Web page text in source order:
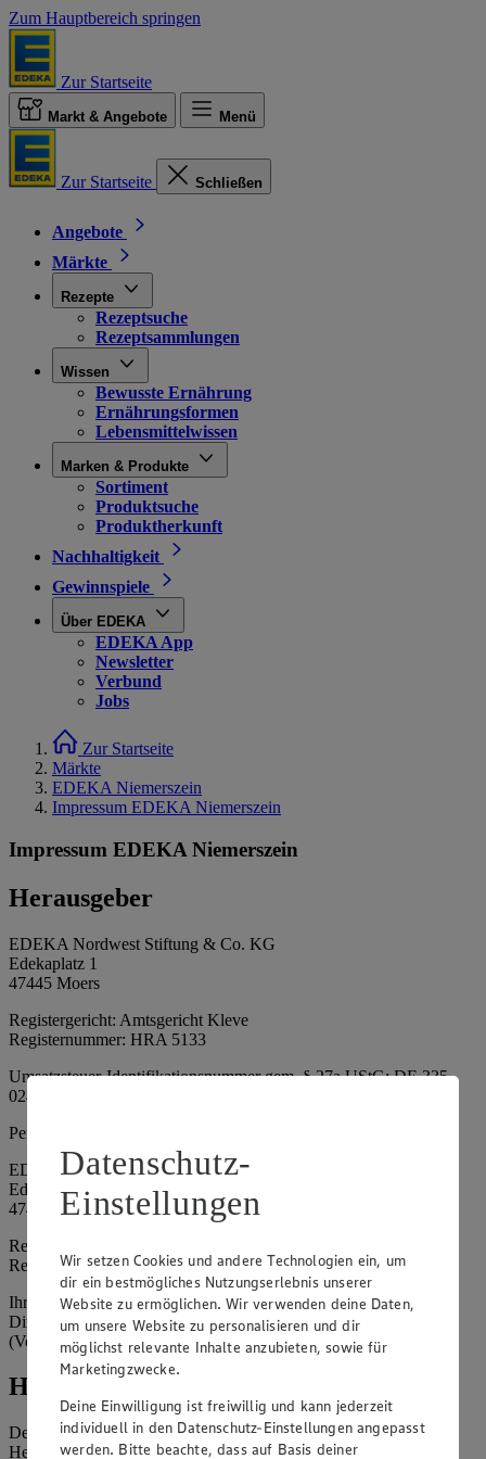
Zum Hauptbereich springen
Zur Startseite
Markt & Angebote Menü
Zur Startseite Schließen
Angebote
Märkte
Rezepte
Rezeptsuche
Rezeptsammlungen
Wissen
Bewusste Ernährung
Ernährungsformen
Lebensmittelwissen
Marken & Produkte
Sortiment
Produktsuche
Produktherkunft
Nachhaltigkeit
Gewinnspiele
Über EDEKA
EDEKA App
Newsletter
Verbund
Jobs
Zur Startseite
Märkte
EDEKA Niemerszein
Impressum EDEKA Niemerszein
Impressum EDEKA Niemerszein
Herausgeber
EDEKA Nordwest Stiftung & Co. KG
Edekaplatz 1
47445 Moers
Registergericht: Amtsgericht Kleve
Registernummer: HRA 5133
Umsatzsteuer-Identifikationsnummer gem. § 27a UStG: DE 335
024 695
Persönlich haftende Gesellschafterin:
EDEKA Nordwest Handelsstiftung e. K.
Edekaplatz 1
47445 Moers
Registergericht: Amtsgericht Kleve
Registernummer: HRA 5132
Ihrerseits vertreten durch: Frank Breuer (Vorstandsvorsitzender),
Dirk Neuhaus (Vorstandsvorsitzender), Peter Wagener
(Vorstandsvorsitzender)
Hinweise
Der Inhalt dieser Website ist urheberrechtlich geschützt. Der
Herausgeber gewährt Ihnen jedoch das Recht, den auf dieser
Datenschutz-
Einstellungen
Wir setzen Cookies und andere Technologien ein, um
dir ein bestmögliches Nutzungserlebnis unserer
Website zu ermöglichen. Wir verwenden deine Daten,
um unsere Website zu personalisieren und dir
möglichst relevante Inhalte anzubieten, sowie für
Marketingzwecke.
Deine Einwilligung ist freiwillig und kann jederzeit
individuell in den Datenschutz-Einstellungen angepasst
werden. Bitte beachte, dass auf Basis deiner